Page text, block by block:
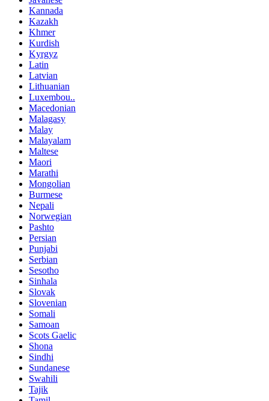
Kannada
Kazakh
Khmer
Kurdish
Kyrgyz
Latin
Latvian
Lithuanian
Luxembou..
Macedonian
Malagasy
Malay
Malayalam
Maltese
Maori
Marathi
Mongolian
Burmese
Nepali
Norwegian
Pashto
Persian
Punjabi
Serbian
Sesotho
Sinhala
Slovak
Slovenian
Somali
Samoan
Scots Gaelic
Shona
Sindhi
Sundanese
Swahili
Tajik